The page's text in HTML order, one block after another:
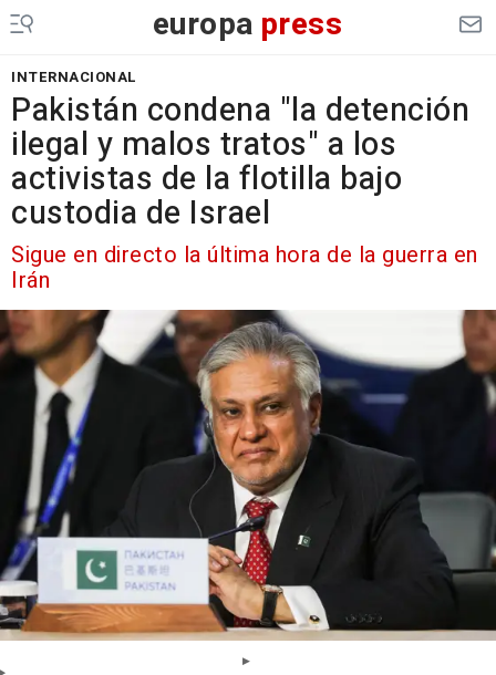
europa press
INTERNACIONAL
Pakistán condena "la detención
ilegal y malos tratos" a los
activistas de la flotilla bajo
custodia de Israel
Sigue en directo la última hora de la guerra en
Irán